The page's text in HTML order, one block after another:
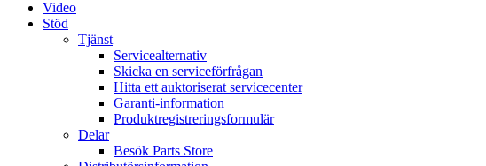
Video
Stöd
Tjänst
Servicealternativ
Skicka en serviceförfrågan
Hitta ett auktoriserat servicecenter
Garanti-information
Produktregistreringsformulär
Delar
Besök Parts Store